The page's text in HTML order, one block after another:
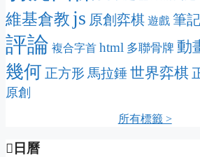
維基倉教 js 原創弈棋 遊戲 筆記
評論 複合字首 html 多聯骨牌 動
幾何 正方形 馬拉錘世界弈棋
原創
所有標籤 >
日曆